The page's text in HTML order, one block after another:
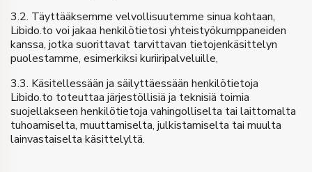
3.2. Täyttääksemme velvollisuutemme sinua kohtaan,
Libido.to voi jakaa henkilötietosi yhteistyökumppaneiden
kanssa, jotka suorittavat tarvittavan tietojenkäsittelyn
puolestamme, esimerkiksi kuriiripalveluille,
3.3. Käsitellessään ja säilyttäessään henkilötietoja
Libido.to toteuttaa järjestöllisiä ja teknisiä toimia
suojellakseen henkilötietoja vahingolliselta tai laittomalta
tuhoamiselta, muuttamiselta, julkistamiselta tai muulta
lainvastaiselta käsittelyltä.